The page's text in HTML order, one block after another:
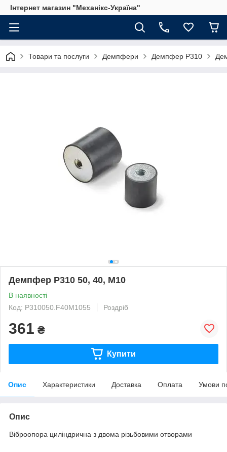
Інтернет магазин "Механікс-Україна"
Товари та послуги Демпфери Демпфер P310
Демпфер P310 50, 40, M10
В наявності
Код: P310050.F40M1055
Роздріб
361 ₴
Купити
Опис Характеристики Доставка Оплата Умови
Опис
Віброопора циліндрична з двома різьбовими отворами